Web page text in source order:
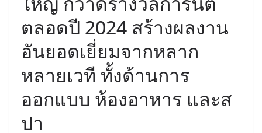
ตลอดปี 2024 สร้างผลงาน
อันยอดเยี่ยมจากหลาก
หลายเวที ทั้งด้านการ
ออกแบบ ห้องอาหาร และส
ปา